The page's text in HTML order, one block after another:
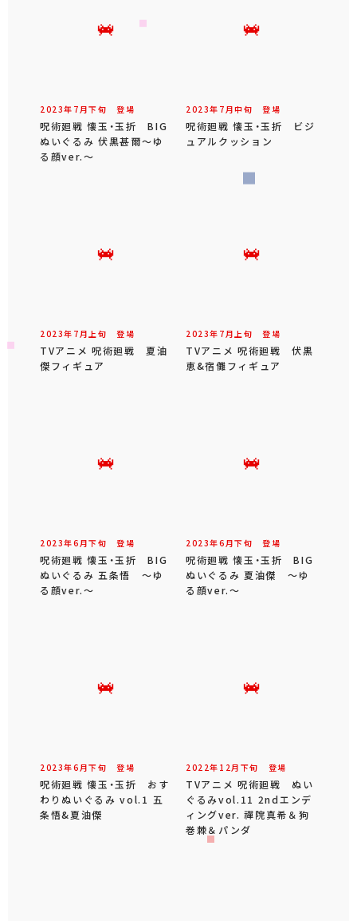
2023年 7 月下旬 登場
呪術廻戦 懐玉・玉折 BIG
ぬいぐるみ 伏黒甚爾～ゆ
る顔ver.～
2023年 7 月中旬 登場
呪術廻戦 懐玉・玉折 ビジ
ュアルクッション
2023年 7 月 上旬 登場
TVアニメ 呪術廻戦 夏油
傑フィギュア
2023年 7 月 上旬 登場
TVアニメ 呪術廻戦 伏黒
恵&宿儺フィギュア
2023年6 月下旬 登場
呪術廻戦 懐玉・玉折 BIG
ぬいぐるみ 五条悟 ～ゆ
る顔ver.～
2023年6 月下旬 登場
呪術廻戦 懐玉・玉折 BIG
ぬいぐるみ 夏油傑 ～ゆ
る顔ver.～
2023年6 月下旬 登場
呪術廻戦 懐玉・玉折 おす
わりぬいぐるみ vol.1 五
条悟&夏油傑
2022年 12 月 下旬 登場
TVアニメ 呪術廻戦 ぬい
ぐるみvol.11 2ndエンデ
ィングver. 禪院真希＆狗
巻棘＆パンダ